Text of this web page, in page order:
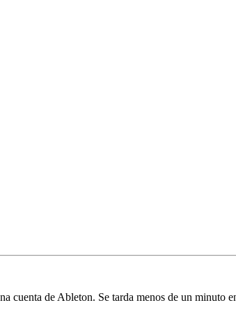
de Ableton. Se tarda menos de un minuto